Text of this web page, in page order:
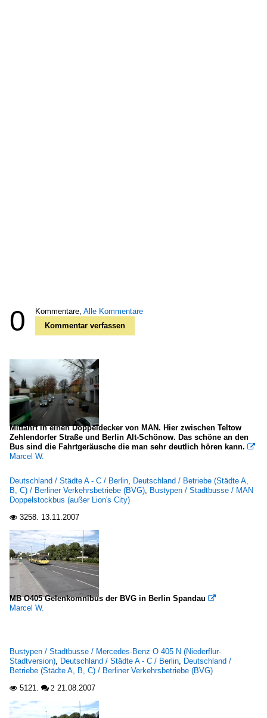
0 Kommentare, Alle Kommentare
Kommentar verfassen
Mitfahrt in einen Doppeldecker von MAN. Hier zwischen Teltow
Zehlendorfer Straße und Berlin Alt-Schönow. Das schöne an den
Bus sind die Fahrtgeräusche die man sehr deutlich hören kann. 
Marcel W.
Deutschland / Städte A - C / Berlin, Deutschland / Betriebe (Städte A,
B, C) / Berliner Verkehrsbetriebe (BVG), Bustypen / Stadtbusse / MAN
Doppelstockbus (außer Lion's City)
 3258. 13.11.2007
MB O405 Gelenkomnibus der BVG in Berlin Spandau 
Marcel W.
Bustypen / Stadtbusse / Mercedes-Benz O 405 N (Niederflur-
Stadtversion), Deutschland / Städte A - C / Berlin, Deutschland /
Betriebe (Städte A, B, C) / Berliner Verkehrsbetriebe (BVG)
 5121.  2 21.08.2007